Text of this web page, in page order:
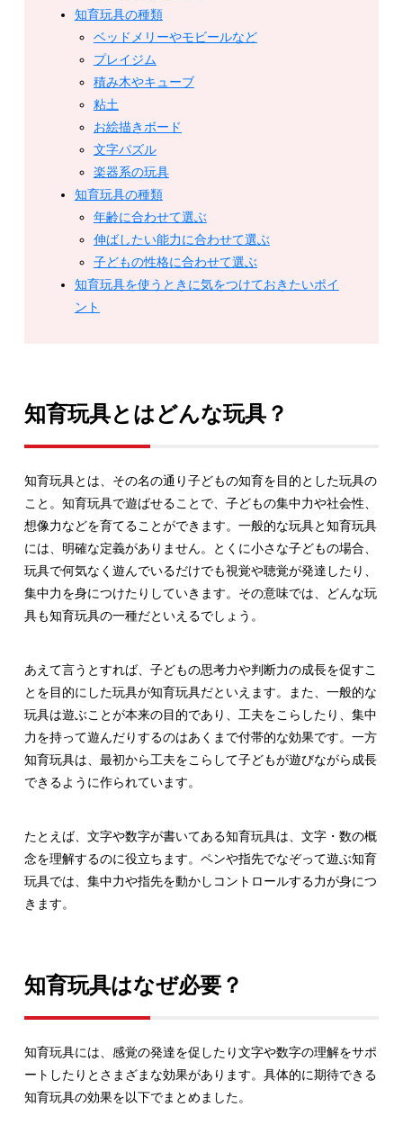
知育玩具の種類
ベッドメリーやモビールなど
プレイジム
積み木やキューブ
粘土
お絵描きボード
文字パズル
楽器系の玩具
知育玩具の種類
年齢に合わせて選ぶ
伸ばしたい能力に合わせて選ぶ
子どもの性格に合わせて選ぶ
知育玩具を使うときに気をつけておきたいポイ
ント
知育玩具とはどんな玩具？
知育玩具とは、その名の通り子どもの知育を目的とした玩具の
こと。知育玩具で遊ばせることで、子どもの集中力や社会性、
想像力などを育てることができます。一般的な玩具と知育玩具
には、明確な定義がありません。とくに小さな子どもの場合、
玩具で何気なく遊んでいるだけでも視覚や聴覚が発達したり、
集中力を身につけたりしていきます。その意味では、どんな玩
具も知育玩具の一種だといえるでしょう。
あえて言うとすれば、子どもの思考力や判断力の成長を促すこ
とを目的にした玩具が知育玩具だといえます。また、一般的な
玩具は遊ぶことが本来の目的であり、工夫をこらしたり、集中
力を持って遊んだりするのはあくまで付帯的な効果です。一方
知育玩具は、最初から工夫をこらして子どもが遊びながら成長
できるように作られています。
たとえば、文字や数字が書いてある知育玩具は、文字・数の概
念を理解するのに役立ちます。ペンや指先でなぞって遊ぶ知育
玩具では、集中力や指先を動かしコントロールする力が身につ
きます。
知育玩具はなぜ必要？
知育玩具には、感覚の発達を促したり文字や数字の理解をサポ
ートしたりとさまざまな効果があります。具体的に期待できる
知育玩具の効果を以下でまとめました。